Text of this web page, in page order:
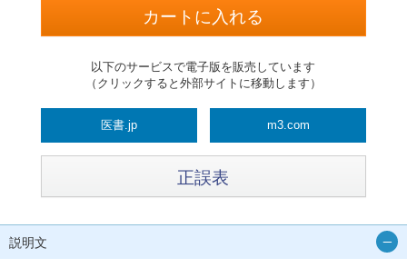
以下のサービスで電子版を販売しています
（クリックすると外部サイトに移動します）
医書.jp m3.com
正誤表
説明文